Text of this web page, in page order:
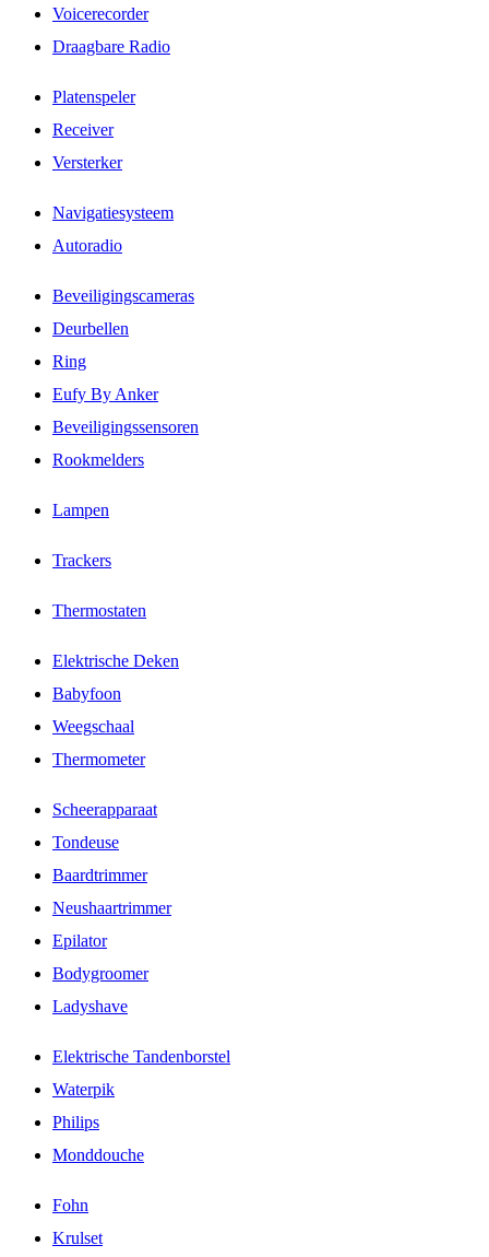
Voicerecorder
Draagbare Radio
Platenspeler
Receiver
Versterker
Navigatiesysteem
Autoradio
Beveiligingscameras
Deurbellen
Ring
Eufy By Anker
Beveiligingssensoren
Rookmelders
Lampen
Trackers
Thermostaten
Elektrische Deken
Babyfoon
Weegschaal
Thermometer
Scheerapparaat
Tondeuse
Baardtrimmer
Neushaartrimmer
Epilator
Bodygroomer
Ladyshave
Elektrische Tandenborstel
Waterpik
Philips
Monddouche
Fohn
Krulset